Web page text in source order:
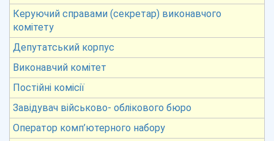
Керуючий справами (секретар) виконавчого
комітету
Депутатський корпус
Виконавчий комітет
Постійні комісії
Завідувач військово- облікового бюро
Оператор комп’ютерного набору